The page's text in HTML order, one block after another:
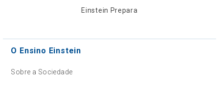
Einstein Prepara
O Ensino Einstein
Sobre a Sociedade